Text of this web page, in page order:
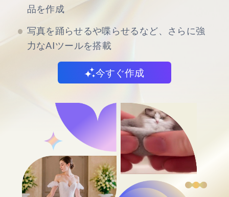
品を作成
写真を踊らせるや喋らせるなど、さらに強
力なAIツールを搭載
今すぐ作成